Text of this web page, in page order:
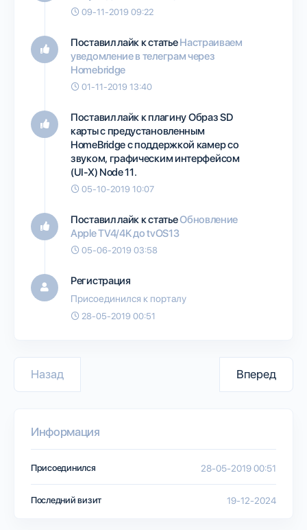
09-11-2019 09:22
Поставил лайк к статьеНастраиваем
уведомление в телеграм через
Homebridge
01-11-2019 13:40
Поставил лайк к плагинуОбраз SD
карты с предустановленным
HomeBridge с поддержкой камер со
звуком, графическим интерфейсом
(UI-X) Node 11.
05-10-2019 10:07
Поставил лайк к статьеОбновление
Apple TV4/4K до tvOS13
05-06-2019 03:58
Регистрация
Присоединился к порталу
28-05-2019 00:51
Назад Вперед
Информация
Присоединился 28-05-2019 00:51
Последний визит 19-12-2024